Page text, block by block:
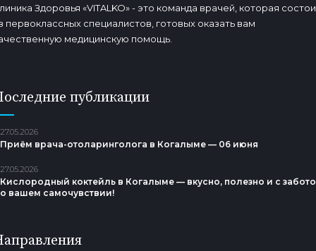
Здоровья «VITALKO» - это команда врачей, которая
первоклассных специалистов, готовых оказать вам
медицинскую помощь.
публикации
27.05.2026
Приём врача-отоларинголога в Когалыме — 06 июня
27.05.2026
Кислородный коктейль в Когалыме — вкусно, полезно и с
о вашем самочувствии!